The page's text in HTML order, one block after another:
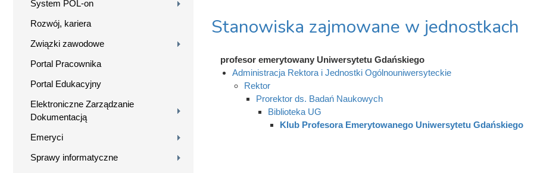
System POL-on
Rozwój, kariera
Związki zawodowe
Portal Pracownika
Portal Edukacyjny
Elektroniczne Zarządzanie
Dokumentacją
Emeryci
Sprawy informatyczne
Stanowiska zajmowane w jednostkach
profesor emerytowany Uniwersytetu Gdańskiego
Administracja Rektora i Jednostki Ogólnouniwersyteckie
Rektor
Prorektor ds. Badań Naukowych
Biblioteka UG
Klub Profesora Emerytowanego Uniwersytetu Gdańskiego